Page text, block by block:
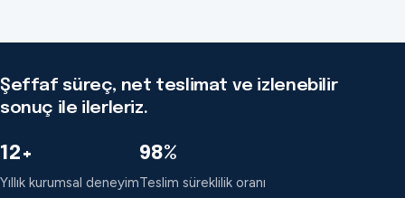
Şeffaf süreç, net teslimat ve izlenebilir
sonuç ile ilerleriz.
12+
Yıllık kurumsal deneyim
98%
Teslim süreklilik oranı